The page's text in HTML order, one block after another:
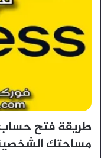
مساحتك